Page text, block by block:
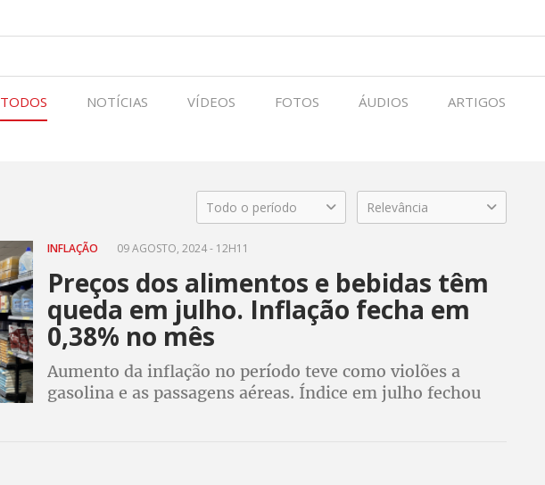
TODOS NOTÍCIAS VÍDEOS FOTOS ÁUDIOS ARTIGOS
Todo o período Relevância
INFLAÇÃO 09 AGOSTO, 2024 - 12H11
Preços dos alimentos e bebidas têm
queda em julho. Inflação fecha em
0,38% no mês
Aumento da inflação no período teve como violões a
gasolina e as passagens aéreas. Índice em julho fechou